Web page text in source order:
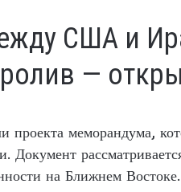
США и
—
проекта меморандума,
на Ближнем Востоке.